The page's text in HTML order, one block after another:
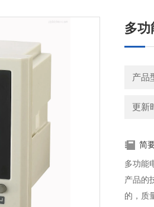
多功
产品
更新
简
多功能
产品的
的，质